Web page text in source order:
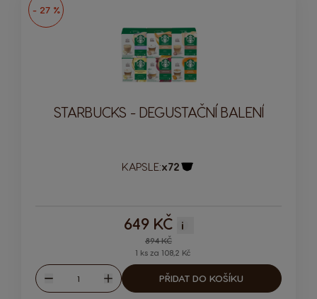
- 27 %
STARBUCKS - DEGUSTAČNÍ BALENÍ
KAPSLE:x72
Regular Price
894 KČ
649 KČ i
1 ks za 108,2 Kč
Množství
Zvýšit
PŘIDAT DO KOŠÍKU